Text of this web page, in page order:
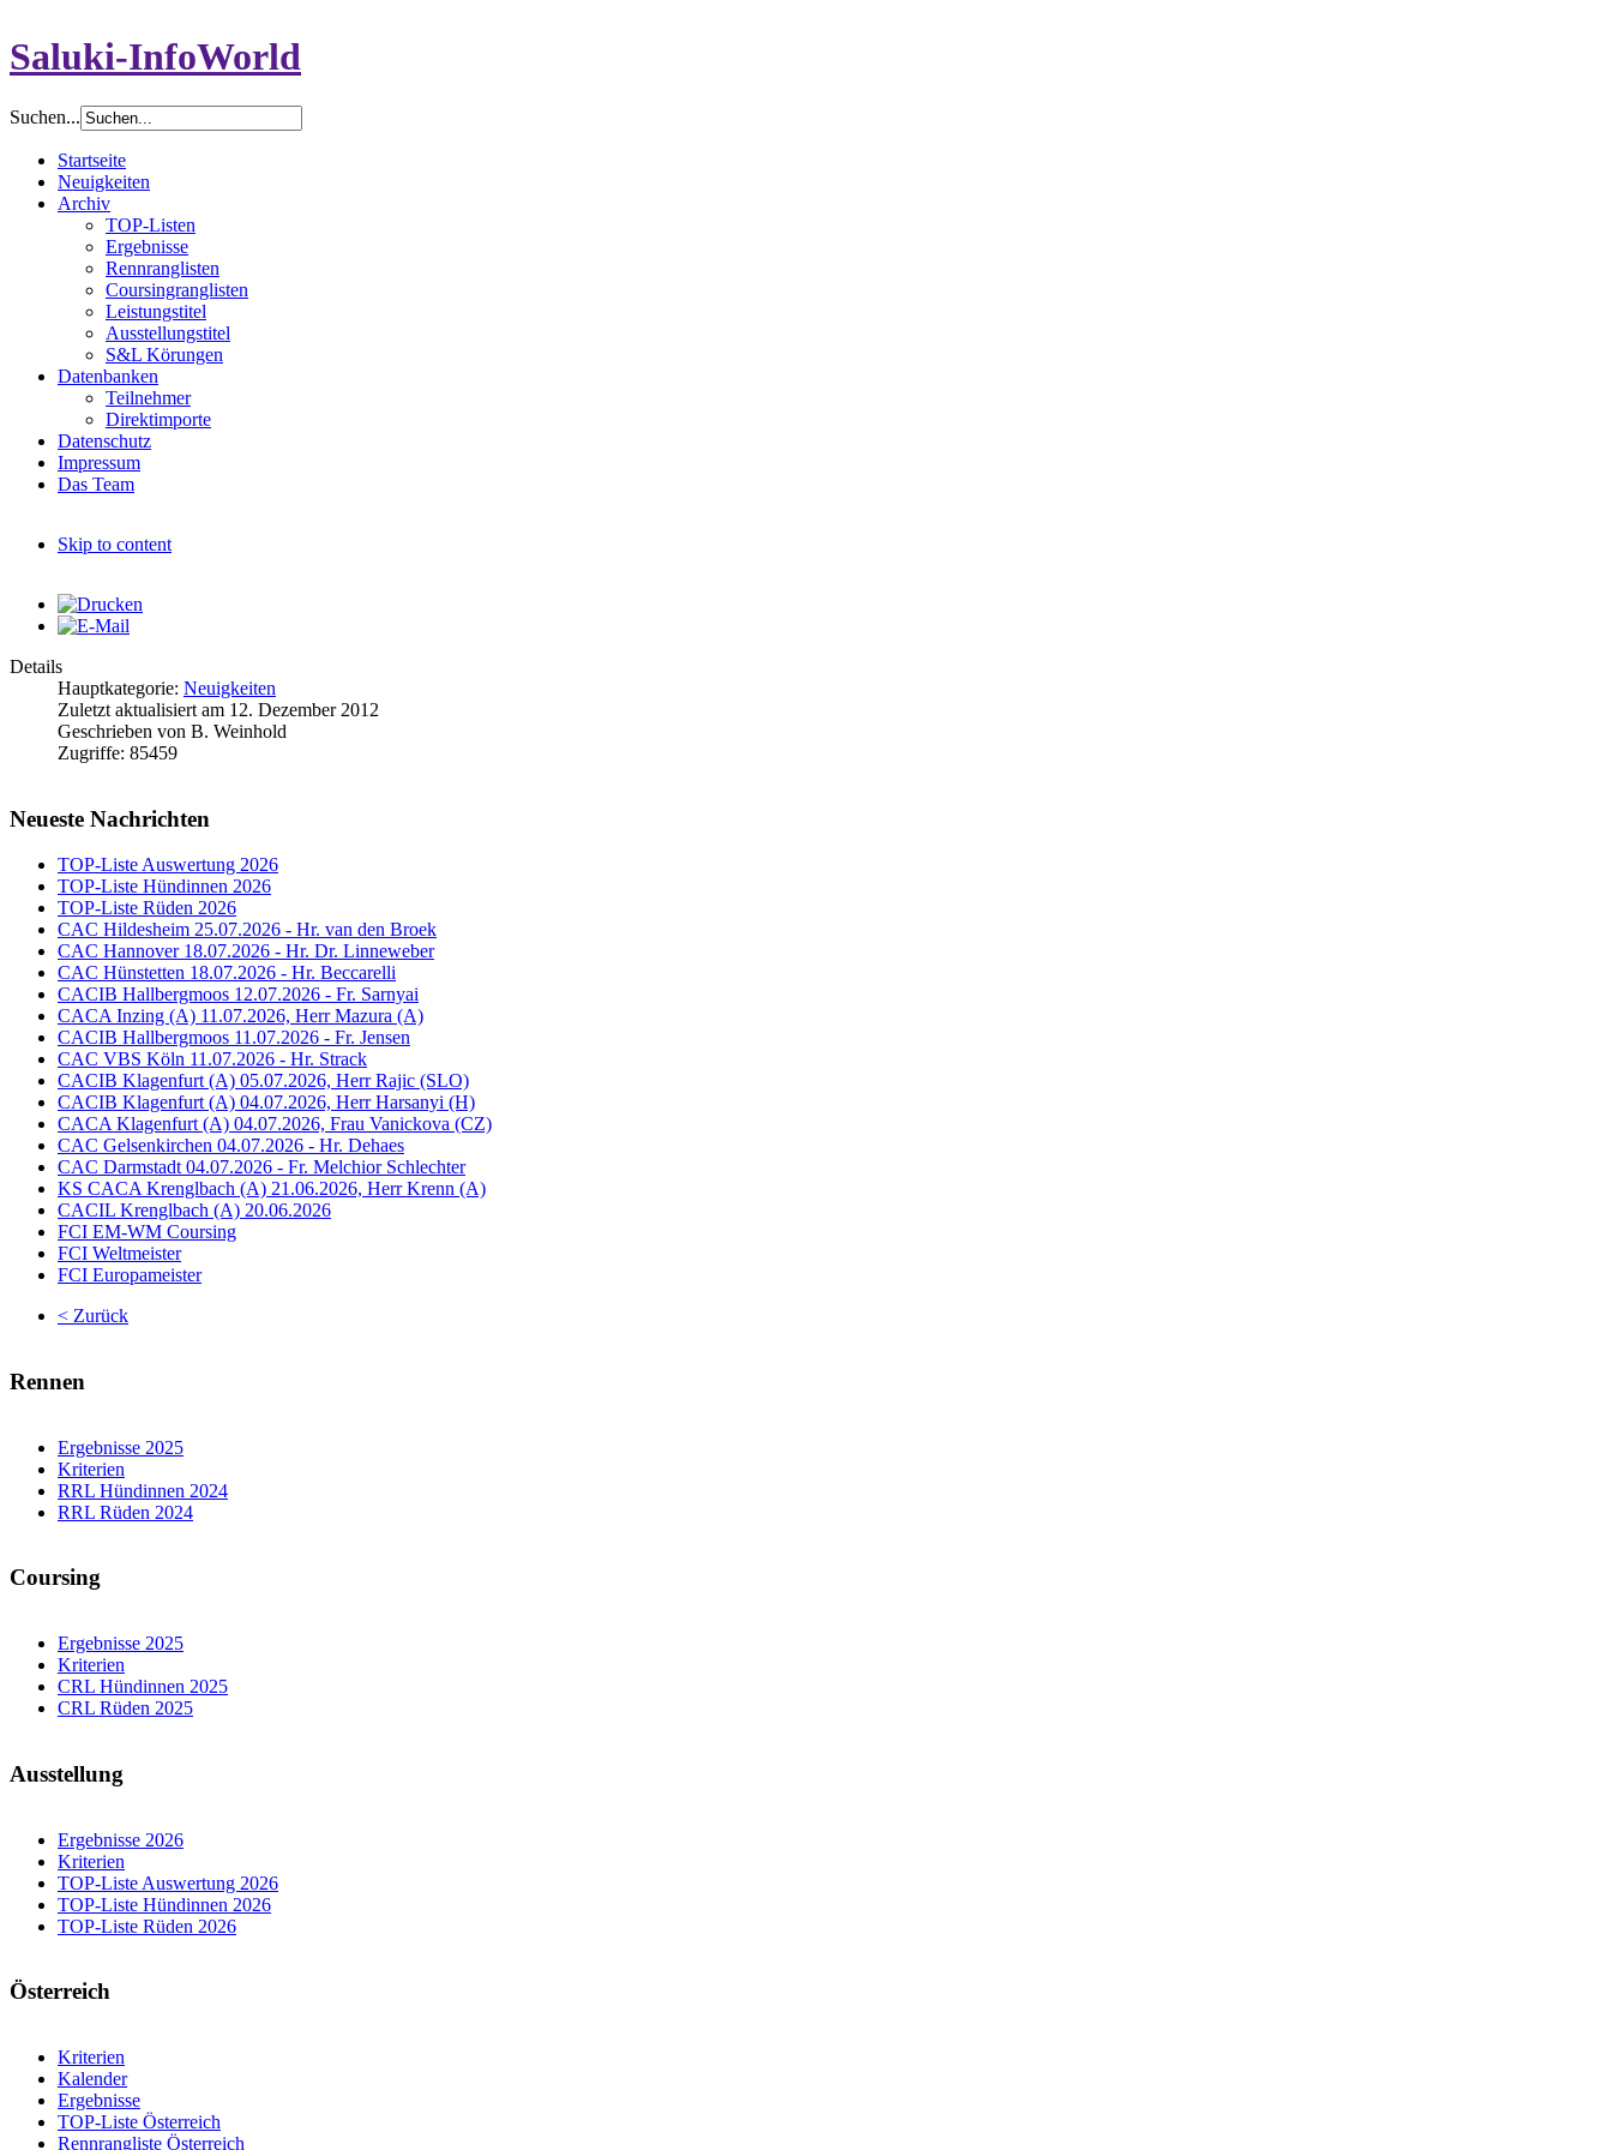
Saluki-InfoWorld
Suchen...
Startseite
Neuigkeiten
Archiv
TOP-Listen
Ergebnisse
Rennranglisten
Coursingranglisten
Leistungstitel
Ausstellungstitel
S&L Körungen
Datenbanken
Teilnehmer
Direktimporte
Datenschutz
Impressum
Das Team
Skip to content
Details
Hauptkategorie: Neuigkeiten
Zuletzt aktualisiert am 12. Dezember 2012
Geschrieben von B. Weinhold
Zugriffe: 85459
Neueste Nachrichten
TOP-Liste Auswertung 2026
TOP-Liste Hündinnen 2026
TOP-Liste Rüden 2026
CAC Hildesheim 25.07.2026 - Hr. van den Broek
CAC Hannover 18.07.2026 - Hr. Dr. Linneweber
CAC Hünstetten 18.07.2026 - Hr. Beccarelli
CACIB Hallbergmoos 12.07.2026 - Fr. Sarnyai
CACA Inzing (A) 11.07.2026, Herr Mazura (A)
CACIB Hallbergmoos 11.07.2026 - Fr. Jensen
CAC VBS Köln 11.07.2026 - Hr. Strack
CACIB Klagenfurt (A) 05.07.2026, Herr Rajic (SLO)
CACIB Klagenfurt (A) 04.07.2026, Herr Harsanyi (H)
CACA Klagenfurt (A) 04.07.2026, Frau Vanickova (CZ)
CAC Gelsenkirchen 04.07.2026 - Hr. Dehaes
CAC Darmstadt 04.07.2026 - Fr. Melchior Schlechter
KS CACA Krenglbach (A) 21.06.2026, Herr Krenn (A)
CACIL Krenglbach (A) 20.06.2026
FCI EM-WM Coursing
FCI Weltmeister
FCI Europameister
< Zurück
Rennen
Ergebnisse 2025
Kriterien
RRL Hündinnen 2024
RRL Rüden 2024
Coursing
Ergebnisse 2025
Kriterien
CRL Hündinnen 2025
CRL Rüden 2025
Ausstellung
Ergebnisse 2026
Kriterien
TOP-Liste Auswertung 2026
TOP-Liste Hündinnen 2026
TOP-Liste Rüden 2026
Österreich
Kriterien
Kalender
Ergebnisse
TOP-Liste Österreich
Rennrangliste Österreich